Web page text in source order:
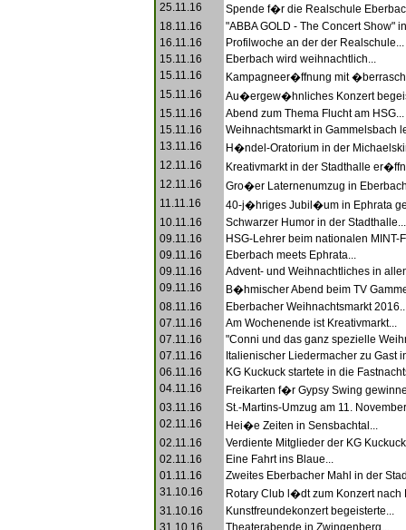
25.11.16
Spende f�r die Realschule
18.11.16
"ABBA GOLD - The Concert Show"
16.11.16
Profilwoche an der der Realschule...
15.11.16
Eberbach wird weihnachtlich...
15.11.16
Kampagneer�ffnung mit
15.11.16
Au�ergew�hnliches Konzert
15.11.16
Abend zum Thema Flucht am HSG...
15.11.16
Weihnachtsmarkt in Gammelsbach
13.11.16
H�ndel-Oratorium in der
12.11.16
Kreativmarkt in der Stadthalle
12.11.16
Gro�er Laternenumzug in
11.11.16
40-j�hriges Jubil�um in Ephrata
10.11.16
Schwarzer Humor in der Stadthalle...
09.11.16
HSG-Lehrer beim nationalen MINT-
09.11.16
Eberbach meets Ephrata...
09.11.16
Advent- und Weihnachtliches in
09.11.16
B�hmischer Abend beim TV
08.11.16
Eberbacher Weihnachtsmarkt
07.11.16
Am Wochenende ist Kreativmarkt...
07.11.16
"Conni und das ganz spezielle
07.11.16
Italienischer Liedermacher zu Gast
06.11.16
KG Kuckuck startete in die
04.11.16
Freikarten f�r Gypsy Swing
03.11.16
St.-Martins-Umzug am 11.
02.11.16
Hei�e Zeiten in Sensbachtal...
02.11.16
Verdiente Mitglieder der KG
02.11.16
Eine Fahrt ins Blaue...
01.11.16
Zweites Eberbacher Mahl in der
31.10.16
Rotary Club l�dt zum Konzert nach
31.10.16
Kunstfreundekonzert begeisterte...
31.10.16
Theaterabende in Zwingenberg...